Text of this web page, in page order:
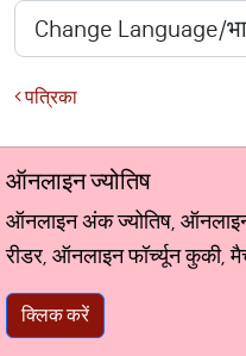
पत्रिका
ऑनलाइन ज्योतिष
ऑनलाइन अंक ज्योतिष,
रीडर, ऑनलाइन फॉर्च्यून कुकी,
क्लिक करें